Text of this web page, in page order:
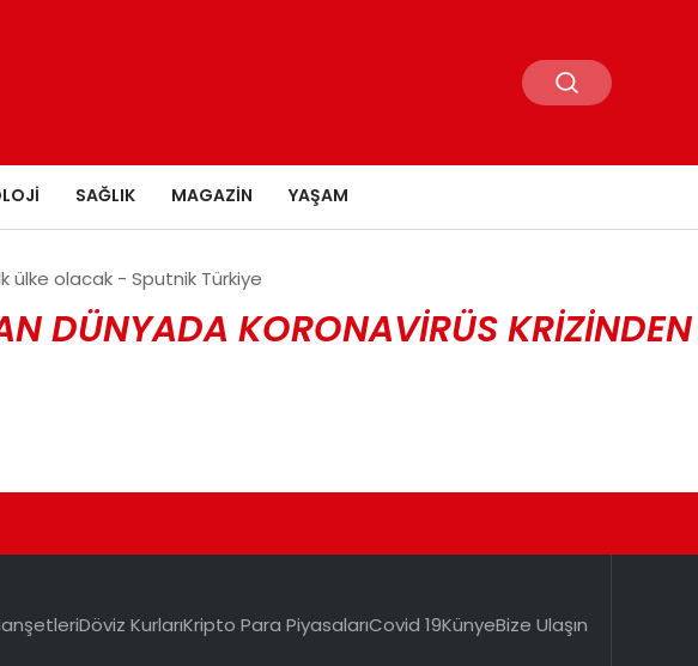
SAĞLIK MAGAZIN YAŞAM
ülke olacak - Sputnik Türkiye
DÜNYADA KORONAVIRÜS
Döviz KurlarıKripto Para PiyasalarıCovid 19KünyeBize Ulaşın